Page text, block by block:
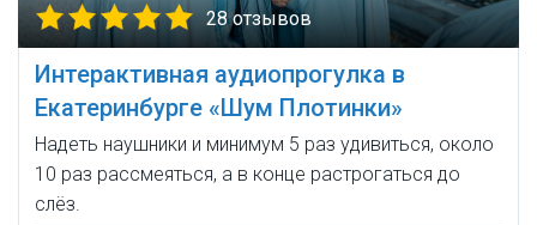
28 отзывов
Интерактивная аудиопрогулка в
Екатеринбурге «Шум Плотинки»
Надеть наушники и минимум 5 раз удивиться, около
10 раз рассмеяться, а в конце растрогаться до
слёз.